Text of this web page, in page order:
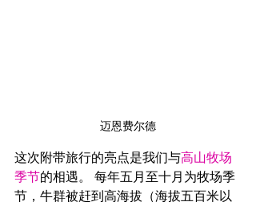
迈恩费尔德
这次附带旅行的亮点是我们与高山牧场
季节的相遇。 每年五月至十月为牧场季
节，牛群被赶到高海拔（海拔五百米以